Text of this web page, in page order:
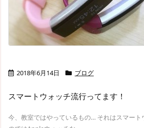
2018年6月14日 ブログ
スマートウォッチ流行ってます！
今、教室ではやっているもの… それはスマー